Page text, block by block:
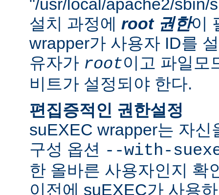
"/usr/local/apache2/sbin/
설치 과정에 root 권한이
wrapper가 사용자 ID를
유자가 root이고 파일모
비트가 설정되야 한다.
편집증적인 권한설정
suEXEC wrapper는 자신
구성 옵션 --with-
한 올바른 사용자인지 확
이전에 suEXEC가 사용